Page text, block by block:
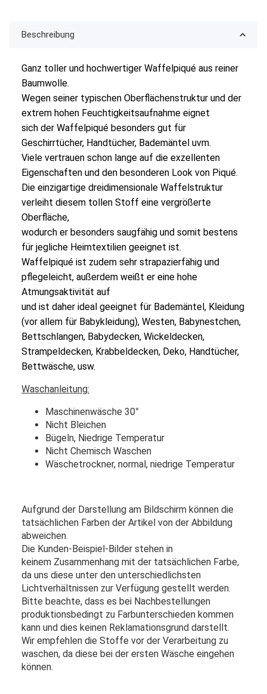
Beschreibung
Ganz toller und hochwertiger Waffelpiqué aus reiner
Baumwolle.
Wegen seiner typischen Oberflächenstruktur und der
extrem hohen Feuchtigkeitsaufnahme eignet
sich der Waffelpiqué besonders gut für
Geschirrtücher, Handtücher, Bademäntel uvm.
Viele vertrauen schon lange auf die exzellenten
Eigenschaften und den besonderen Look von Piqué.
Die einzigartige dreidimensionale Waffelstruktur
verleiht diesem tollen Stoff eine vergrößerte
Oberfläche,
wodurch er besonders saugfähig und somit bestens
für jegliche Heimtextilien geeignet ist.
Waffelpiqué ist zudem sehr strapazierfähig und
pflegeleicht, außerdem weißt er eine hohe
Atmungsaktivität auf
und ist daher ideal geeignet für Bademäntel, Kleidung
(vor allem für Babykleidung), Westen, Babynestchen,
Bettschlangen, Babydecken, Wickeldecken,
Strampeldecken, Krabbeldecken, Deko, Handtücher,
Bettwäsche, usw.
Waschanleitung:
Maschinenwäsche 30°
Nicht Bleichen
Bügeln, Niedrige Temperatur
Nicht Chemisch Waschen
Wäschetrockner, normal, niedrige Temperatur
Aufgrund der Darstellung am Bildschirm können die
tatsächlichen Farben der Artikel von der Abbildung
abweichen.
Die Kunden-Beispiel-Bilder stehen in
keinem Zusammenhang mit der tatsächlichen Farbe,
da uns diese unter den unterschiedlichsten
Lichtverhältnissen zur Verfügung gestellt werden.
Bitte beachte, dass es bei Nachbestellungen
produktionsbedingt zu Farbunterschieden kommen
kann und dies keinen Reklamationsgrund darstellt.
Wir empfehlen die Stoffe vor der Verarbeitung zu
waschen, da diese bei der ersten Wäsche eingehen
können.